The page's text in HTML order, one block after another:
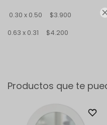
0.30 x 0.50 $3.900
0.63 x 0.31 $4.200
Productos que te